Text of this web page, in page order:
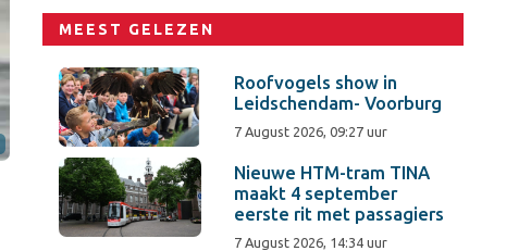
MEEST GELEZEN
Roofvogels show in
Leidschendam- Voorburg
7 August 2026, 09:27 uur
Nieuwe HTM-tram TINA
maakt 4 september
eerste rit met passagiers
7 August 2026, 14:34 uur